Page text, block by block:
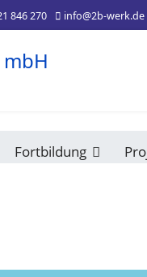
846 270 info@2b-werk.de
Fortbildung